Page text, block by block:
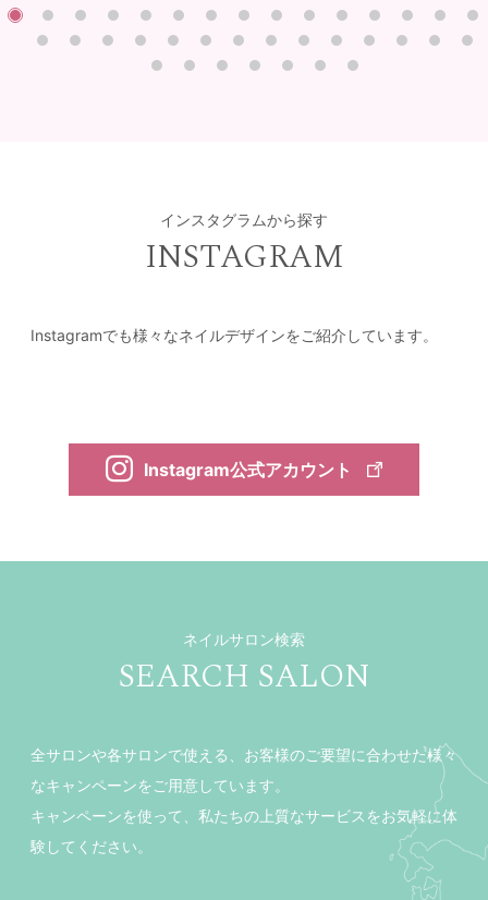
インスタグラムから探す
INSTAGRAM
Instagramでも様々なネイルデザインをご紹介しています。
Instagram公式アカウント
ネイルサロン検索
SEARCH SALON
全サロンや各サロンで使える、お客様のご要望に合わせた様々
なキャンペーンをご用意しています。
キャンペーンを使って、私たちの上質なサービスをお気軽に体
験してください。